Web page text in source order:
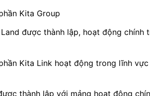
Kita Group
được thành lập, hoạt động
Kita Link hoạt động trong lĩnh
thành lập với mảng hoạt động